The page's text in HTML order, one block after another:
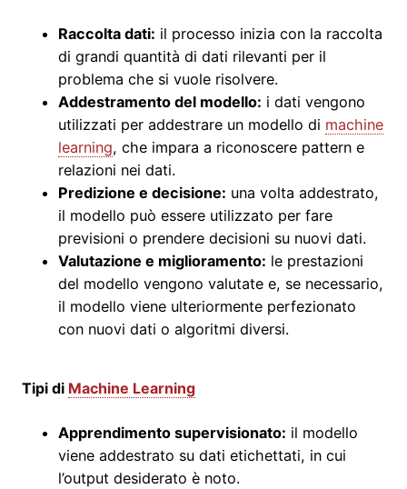
Raccolta dati: il processo inizia con la raccolta
di grandi quantità di dati rilevanti per il
problema che si vuole risolvere.
Addestramento del modello: i dati vengono
utilizzati per addestrare un modello di machine
learning, che impara a riconoscere pattern e
relazioni nei dati.
Predizione e decisione: una volta addestrato,
il modello può essere utilizzato per fare
previsioni o prendere decisioni su nuovi dati.
Valutazione e miglioramento: le prestazioni
del modello vengono valutate e, se necessario,
il modello viene ulteriormente perfezionato
con nuovi dati o algoritmi diversi.
Tipi di Machine Learning
Apprendimento supervisionato: il modello
viene addestrato su dati etichettati, in cui
l’output desiderato è noto.